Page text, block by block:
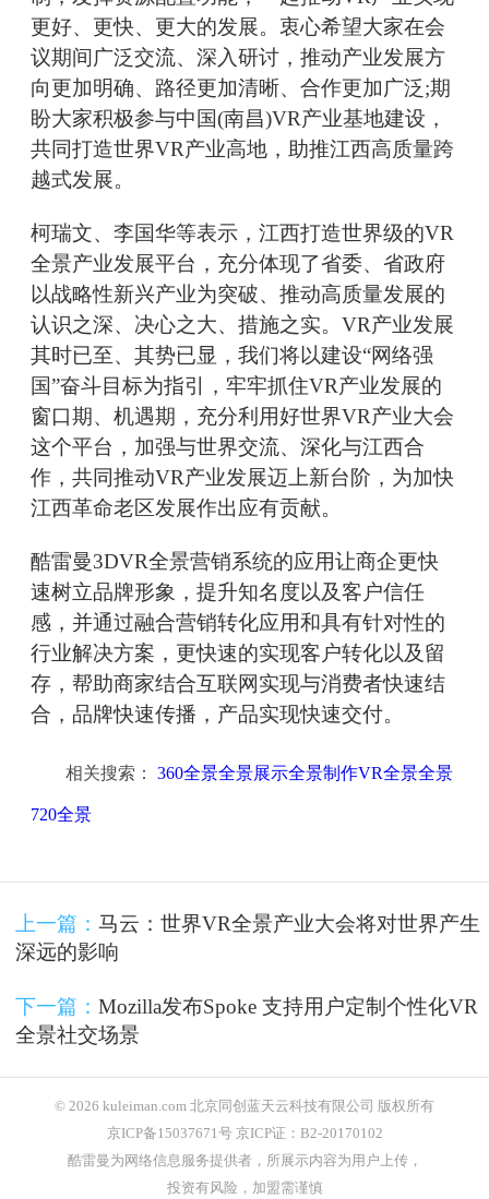
更好、更快、更大的发展。衷心希望大家在会
议期间广泛交流、深入研讨，推动产业发展方
向更加明确、路径更加清晰、合作更加广泛;期
盼大家积极参与中国(南昌)VR产业基地建设，
共同打造世界VR产业高地，助推江西高质量跨
越式发展。
柯瑞文、李国华等表示，江西打造世界级的VR
全景产业发展平台，充分体现了省委、省政府
以战略性新兴产业为突破、推动高质量发展的
认识之深、决心之大、措施之实。VR产业发展
其时已至、其势已显，我们将以建设“网络强
国”奋斗目标为指引，牢牢抓住VR产业发展的
窗口期、机遇期，充分利用好世界VR产业大会
这个平台，加强与世界交流、深化与江西合
作，共同推动VR产业发展迈上新台阶，为加快
江西革命老区发展作出应有贡献。
酷雷曼3DVR全景营销系统的应用让商企更快
速树立品牌形象，提升知名度以及客户信任
感，并通过融合营销转化应用和具有针对性的
行业解决方案，更快速的实现客户转化以及留
存，帮助商家结合互联网实现与消费者快速结
合，品牌快速传播，产品实现快速交付。
相关搜索： 360全景全景展示全景制作VR全景全景
720全景
上一篇： 马云：世界VR全景产业大会将对世界产生
深远的影响
下一篇： Mozilla发布Spoke 支持用户定制个性化VR
全景社交场景
© 2026 kuleiman.com 北京同创蓝天云科技有限公司 版权所有
京ICP备15037671号 京ICP证：B2-20170102
酷雷曼为网络信息服务提供者，所展示内容为用户上传，
投资有风险，加盟需谨慎